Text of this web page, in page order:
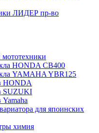
ЛИДЕР пр-во
мототехники
HONDA CB400
YAMAHA YBR125
HONDA
SUZUKI
Yamaha
для япоинских
химия